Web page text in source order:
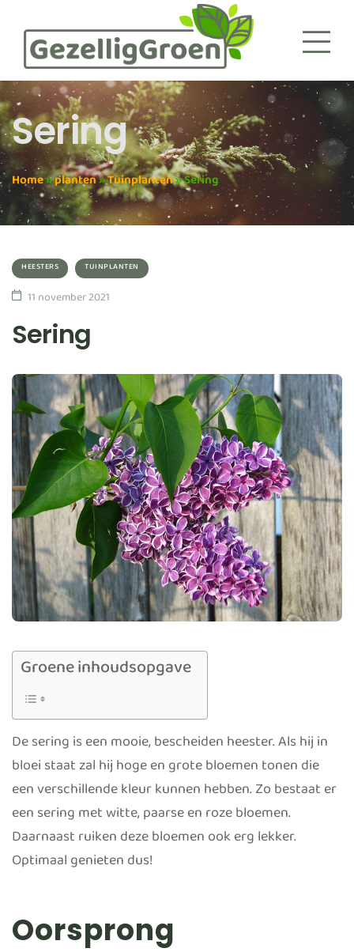
Sering
Home»planten»Tuinplanten»Sering
HEESTERS TUINPLANTEN
11 november 2021
Sering
Groene inhoudsopgave
De sering is een mooie, bescheiden heester. Als hij in
bloei staat zal hij hoge en grote bloemen tonen die
een verschillende kleur kunnen hebben. Zo bestaat er
een sering met witte, paarse en roze bloemen.
Daarnaast ruiken deze bloemen ook erg lekker.
Optimaal genieten dus!
Oorsprong